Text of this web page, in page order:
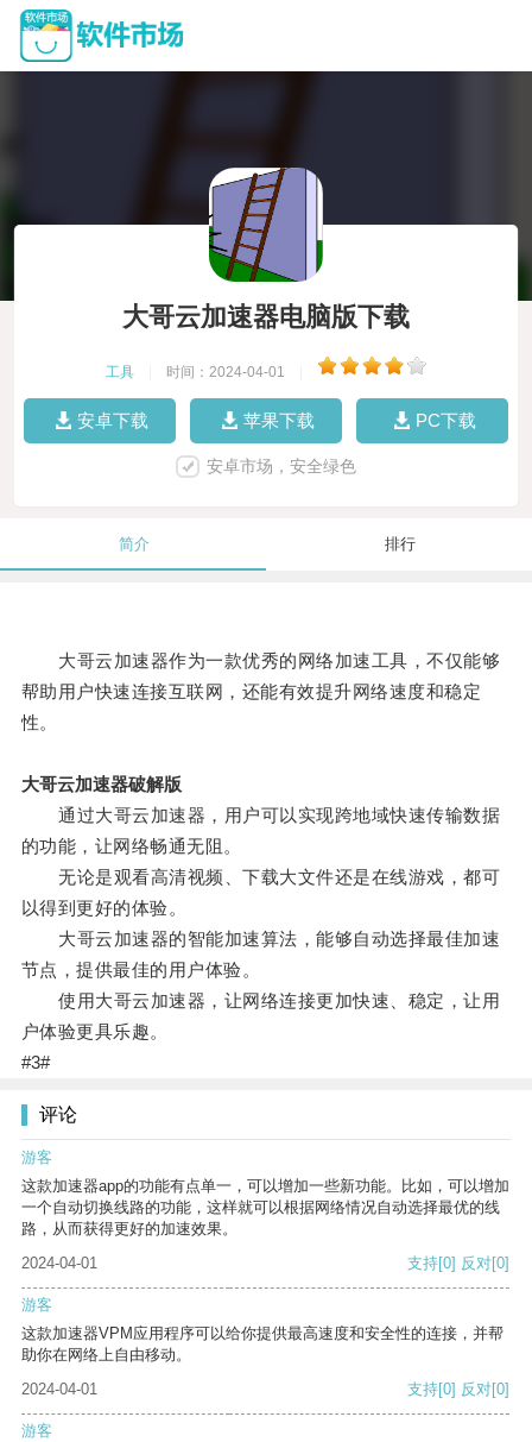
大哥云加速器电脑版下载
工具 时间：2024-04-01
安卓下载 苹果下载 PC下载
安卓市场，安全绿色
简介 排行
大哥云加速器作为一款优秀的网络加速工具，不仅能够
帮助用户快速连接互联网，还能有效提升网络速度和稳定
性。
大哥云加速器破解版
通过大哥云加速器，用户可以实现跨地域快速传输数据
的功能，让网络畅通无阻。
无论是观看高清视频、下载大文件还是在线游戏，都可
以得到更好的体验。
大哥云加速器的智能加速算法，能够自动选择最佳加速
节点，提供最佳的用户体验。
使用大哥云加速器，让网络连接更加快速、稳定，让用
户体验更具乐趣。
#3#
评论
游客
这款加速器app的功能有点单一，可以增加一些新功能。比如，可以增加
一个自动切换线路的功能，这样就可以根据网络情况自动选择最优的线
路，从而获得更好的加速效果。
2024-04-01
支持[0] 反对[0]
游客
这款加速器VPM应用程序可以给你提供最高速度和安全性的连接，并帮
助你在网络上自由移动。
2024-04-01
支持[0] 反对[0]
游客